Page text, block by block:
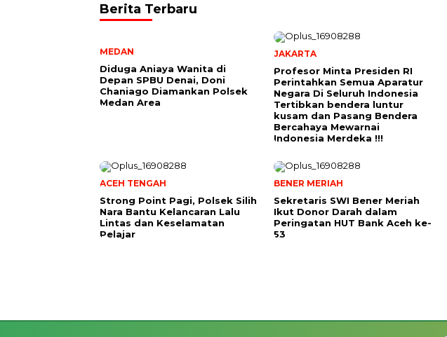
Berita Terbaru
MEDAN
Diduga Aniaya Wanita di
Depan SPBU Denai, Doni
Chaniago Diamankan Polsek
Medan Area
JAKARTA
Profesor Minta Presiden RI
Perintahkan Semua Aparatur
Negara Di Seluruh Indonesia
Tertibkan bendera luntur
kusam dan Pasang Bendera
Bercahaya Mewarnai
Indonesia Merdeka !!!
ACEH TENGAH
Strong Point Pagi, Polsek Silih
Nara Bantu Kelancaran Lalu
Lintas dan Keselamatan
Pelajar
BENER MERIAH
Sekretaris SWI Bener Meriah
Ikut Donor Darah dalam
Peringatan HUT Bank Aceh ke-
53